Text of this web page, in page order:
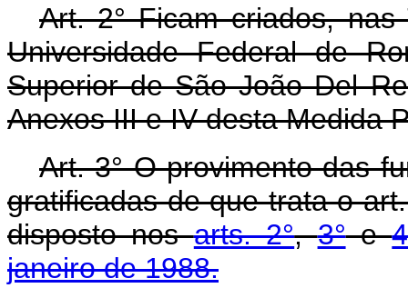
Art. 2° Ficam criados, nas
Universidade Federal de
Superior de São João Del
Anexos III e IV desta Medida
Art. 3° O provimento das
gratificadas de que trata o
disposto nosarts. 2°,3°e
janeiro de 1988.